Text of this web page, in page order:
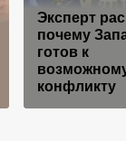
Эксперт
почему
готов к
конфликту